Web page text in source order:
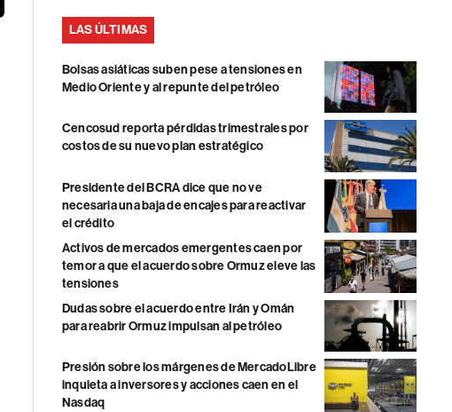
LAS ÚLTIMAS
Bolsas asiáticas suben pese a tensiones en
Medio Oriente y al repunte del petróleo
Cencosud reporta pérdidas trimestrales por
costos de su nuevo plan estratégico
Presidente del BCRA dice que no ve
necesaria una baja de encajes para reactivar
el crédito
Activos de mercados emergentes caen por
temor a que el acuerdo sobre Ormuz eleve las
tensiones
Dudas sobre el acuerdo entre Irán y Omán
para reabrir Ormuz impulsan al petróleo
Presión sobre los márgenes de MercadoLibre
inquieta a inversores y acciones caen en el
Nasdaq